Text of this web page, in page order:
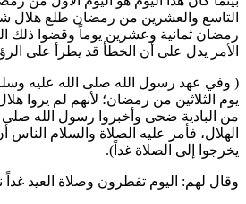
التاسع والعشرين من رمضان طلع هلال
رمضان ثمانية وعشرين يوماً وقضوا ذلك
الأمر يدل على أن الخطأ قد يطرأ على
( وفي عهد رسول الله صلى الله عليه
يوم الثلاثين من رمضان؛ لأنهم لم يروا
من البادية ضحى وأخبروا رسول الله صلى
الهلال، فأمر عليه الصلاة والسلام
يخرجوا إلى الصلاة غداً ).
وقال لهم: اليوم تفطرون وصلاة العيد غداً